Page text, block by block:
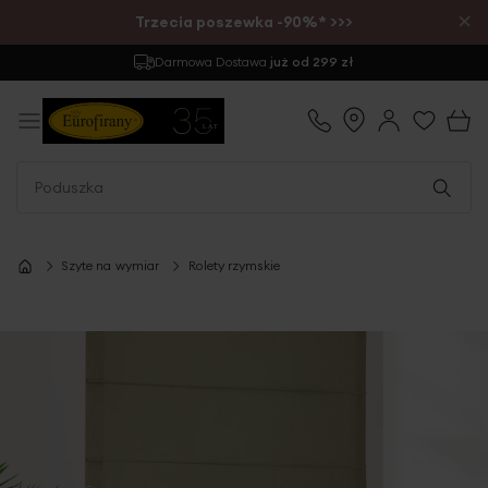
Trzecia poszewka -90%* >>> ×
Zwrotdo 30 dni
Szyte na wymiar Rolety rzymskie